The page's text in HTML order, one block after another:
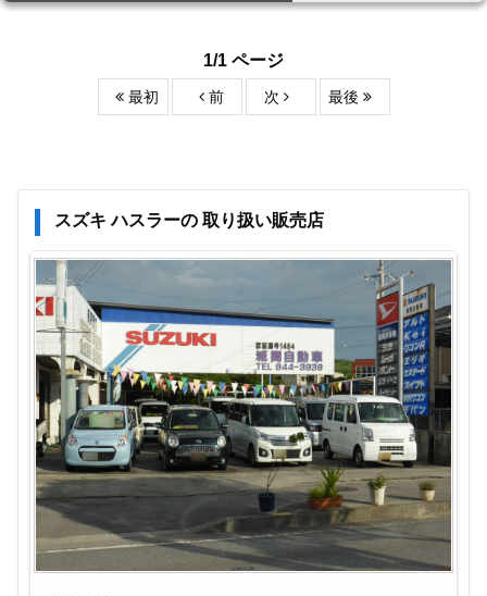
1/1 ページ
最初 前 次 最後
スズキ ハスラーの 取り扱い販売店